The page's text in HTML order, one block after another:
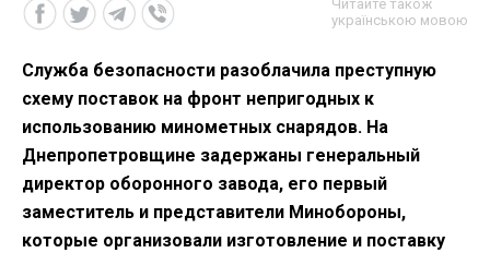
Читайте також
українською мовою
Служба безопасности разоблачила преступную
схему поставок на фронт непригодных к
использованию минометных снарядов. На
Днепропетровщине задержаны генеральный
директор оборонного завода, его первый
заместитель и представители Минобороны,
которые организовали изготовление и поставку